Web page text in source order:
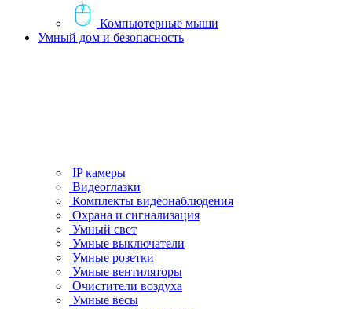
Компьютерные мыши
Умный дом и безопасность
IP камеры
Видеоглазки
Комплекты видеонаблюдения
Охрана и сигнализация
Умный свет
Умные выключатели
Умные розетки
Умные вентиляторы
Очистители воздуха
Умные весы